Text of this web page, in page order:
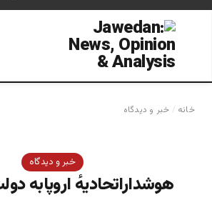
جستجو برای
خانه / خبر و دیدگاه
خبر و دیدگاه
هوشداراتحادیهٔ اروپابه